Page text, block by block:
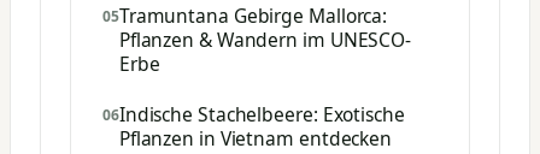
Tramuntana Gebirge Mallorca:
Pflanzen & Wandern im UNESCO-
Erbe
Indische Stachelbeere: Exotische
Pflanzen in Vietnam entdecken